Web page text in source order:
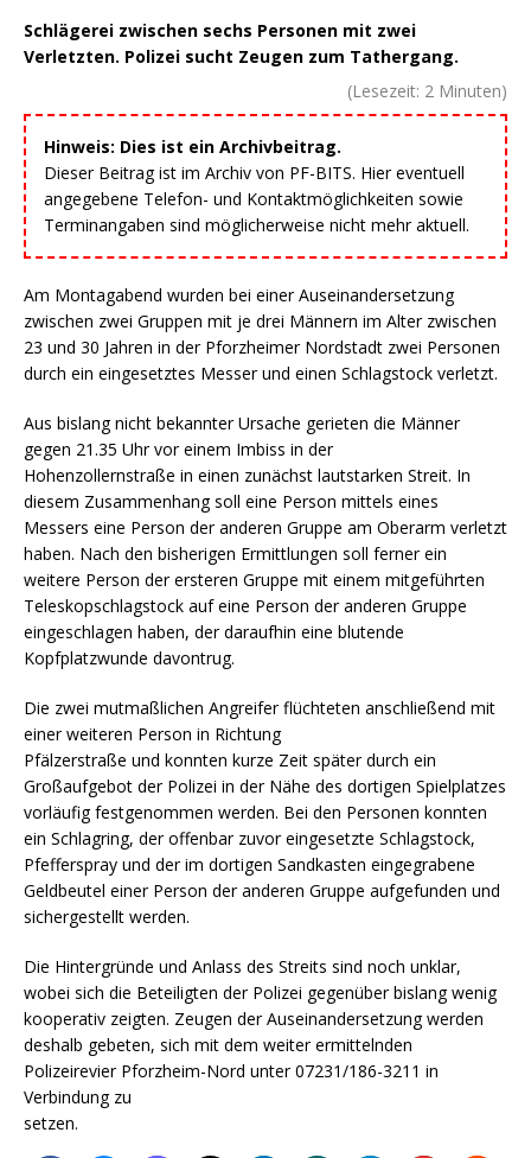
Schlägerei zwischen sechs Personen mit zwei
Verletzten. Polizei sucht Zeugen zum Tathergang.
(Lesezeit: 2 Minuten)
Hinweis: Dies ist ein Archivbeitrag.
Dieser Beitrag ist im Archiv von PF-BITS. Hier eventuell
angegebene Telefon- und Kontaktmöglichkeiten sowie
Terminangaben sind möglicherweise nicht mehr aktuell.
Am Montagabend wurden bei einer Auseinandersetzung
zwischen zwei Gruppen mit je drei Männern im Alter zwischen
23 und 30 Jahren in der Pforzheimer Nordstadt zwei Personen
durch ein eingesetztes Messer und einen Schlagstock verletzt.
Aus bislang nicht bekannter Ursache gerieten die Männer
gegen 21.35 Uhr vor einem Imbiss in der
Hohenzollernstraße in einen zunächst lautstarken Streit. In
diesem Zusammenhang soll eine Person mittels eines
Messers eine Person der anderen Gruppe am Oberarm verletzt
haben. Nach den bisherigen Ermittlungen soll ferner ein
weitere Person der ersteren Gruppe mit einem mitgeführten
Teleskopschlagstock auf eine Person der anderen Gruppe
eingeschlagen haben, der daraufhin eine blutende
Kopfplatzwunde davontrug.
Die zwei mutmaßlichen Angreifer flüchteten anschließend mit
einer weiteren Person in Richtung
Pfälzerstraße und konnten kurze Zeit später durch ein
Großaufgebot der Polizei in der Nähe des dortigen Spielplatzes
vorläufig festgenommen werden. Bei den Personen konnten
ein Schlagring, der offenbar zuvor eingesetzte Schlagstock,
Pfefferspray und der im dortigen Sandkasten eingegrabene
Geldbeutel einer Person der anderen Gruppe aufgefunden und
sichergestellt werden.
Die Hintergründe und Anlass des Streits sind noch unklar,
wobei sich die Beteiligten der Polizei gegenüber bislang wenig
kooperativ zeigten. Zeugen der Auseinandersetzung werden
deshalb gebeten, sich mit dem weiter ermittelnden
Polizeirevier Pforzheim-Nord unter 07231/186-3211 in
Verbindung zu
setzen.